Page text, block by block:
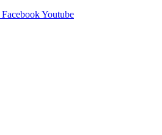
FacebookYoutube